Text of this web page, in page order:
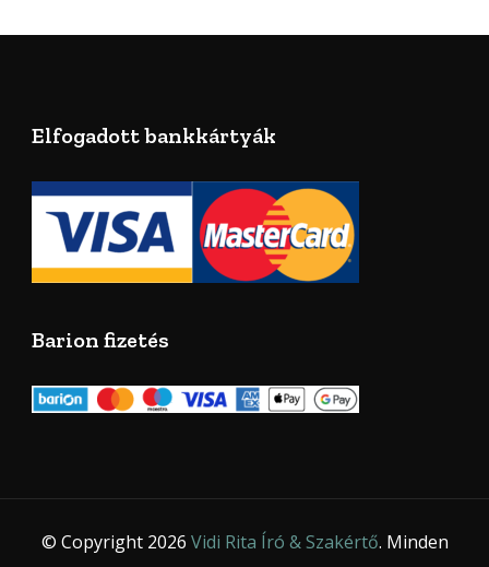
Elfogadott bankkártyák
Barion fizetés
© Copyright 2026 Vidi Rita Író & Szakértő. Minden